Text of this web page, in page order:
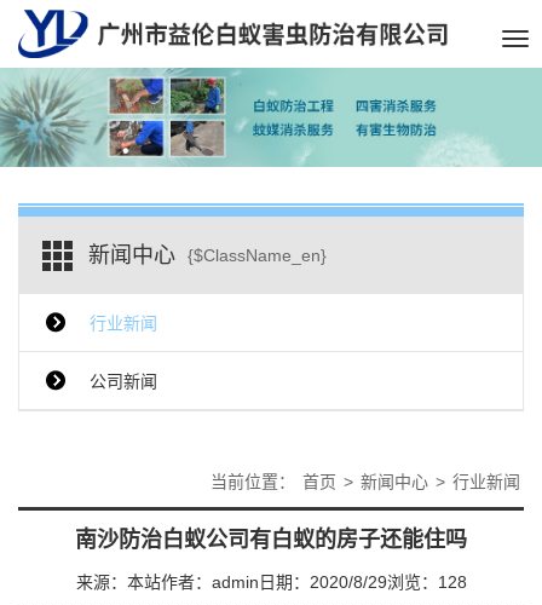
新闻中心 {$ClassName_en}
行业新闻
公司新闻
当前位置： 首页 > 新闻中心 > 行业新闻
南沙防治白蚁公司有白蚁的房子还能住吗
来源：本站作者：admin 日期：2020/8/29浏览： 128